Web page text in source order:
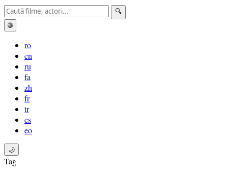
🔍
🌐
ro
en
ru
fa
zh
fr
tr
es
eo
🌙
Tag